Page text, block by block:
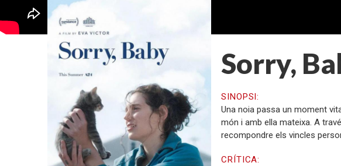
Sorry,
SINOPSI:
Una noia passa un moment
món i amb ella mateixa. A
recompondre els vincles
CRÍTICA: